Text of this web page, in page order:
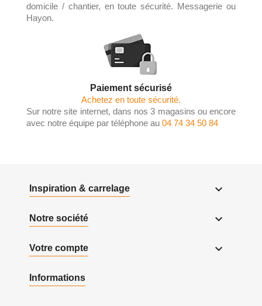
domicile / chantier, en toute sécurité. Messagerie ou
Hayon.
Paiement sécurisé
Achetez en toute sécurité.
Sur notre site internet, dans nos 3 magasins ou encore
avec notre équipe par téléphone au 04 74 34 50 84
Inspiration & carrelage 
Notre société 
Votre compte 
Informations